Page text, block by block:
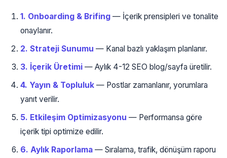
1. Onboarding & Brifing — İçerik prensipleri ve tonalite
onaylanır.
2. Strateji Sunumu — Kanal bazlı yaklaşım planlanır.
3. İçerik Üretimi — Aylık 4-12 SEO blog/sayfa üretilir.
4. Yayın & Topluluk — Postlar zamanlanır, yorumlara
yanıt verilir.
5. Etkileşim Optimizasyonu — Performansa göre
içerik tipi optimize edilir.
6. Aylık Raporlama — Sıralama, trafik, dönüşüm raporu